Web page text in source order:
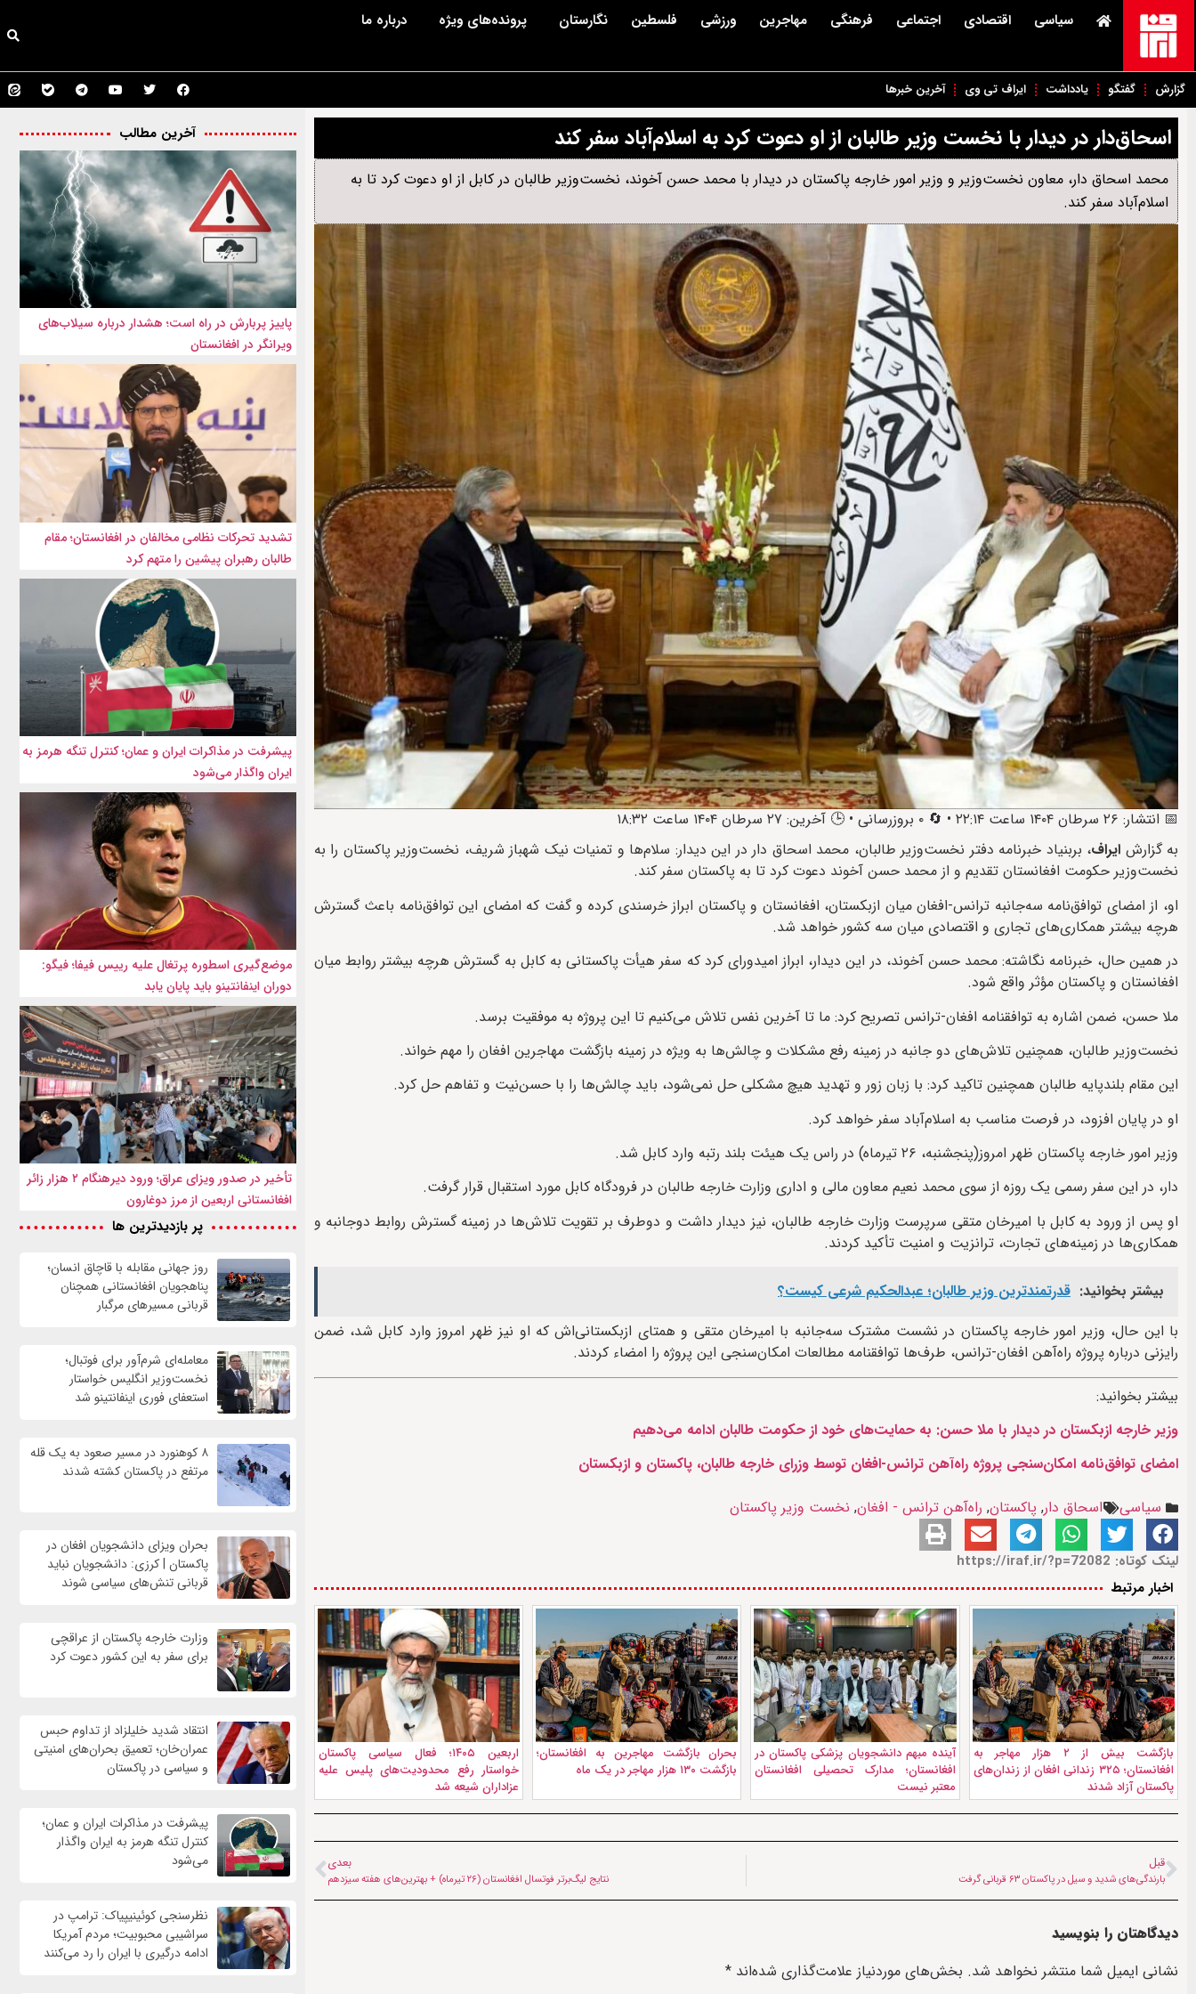
سیاسی اقتصادی اجتماعی فرهنگی مهاجرین ورزشی فلسطین نگارستان پرونده‌های ویژه درباره ما
گزارش گفتگو یادداشت ایراف تی وی آخرین خبرها
اسحاق‌دار در دیدار با نخست وزیر طالبان از او دعوت کرد به اسلام‌آباد سفر کند
محمد اسحاق دار، معاون نخست‌وزیر و وزیر امور خارجه پاکستان در دیدار با محمد حسن آخوند، نخست‌وزیر طالبان در کابل از او دعوت کرد تا به
اسلام‌آباد سفر کند.
📅 انتشار: ۲۶ سرطان ۱۴۰۴ ساعت ۲۲:۱۴ • 🔄 ۰ بروزرسانی • 🕒 آخرین: ۲۷ سرطان ۱۴۰۴ ساعت ۱۸:۳۲
به گزارش ایراف، بربنیاد خبرنامه دفتر نخست‌وزیر طالبان، محمد اسحاق دار در این دیدار: سلام‌ها و تمنیات نیک شهباز شریف، نخست‌وزیر پاکستان را به
نخست‌وزیر حکومت افغانستان تقدیم و از محمد حسن آخوند دعوت کرد تا به پاکستان سفر کند.
او، از امضای توافق‌نامه سه‌جانبه ترانس-افغان میان ازبکستان، افغانستان و پاکستان ابراز خرسندی کرده و گفت که امضای این توافق‌نامه باعث گسترش
هرچه بیشتر همکاری‌های تجاری و اقتصادی میان سه کشور خواهد شد.
در همین حال، خبرنامه نگاشته: محمد حسن آخوند، در این دیدار، ابراز امیدورای کرد که سفر هیأت پاکستانی به کابل به گسترش هرچه بیشتر روابط میان
افغانستان و پاکستان مؤثر واقع شود.
ملا حسن، ضمن اشاره به توافقنامه افغان-ترانس تصریح کرد: ما تا آخرین نفس تلاش می‌کنیم تا این پروژه به موفقیت برسد.
نخست‌وزیر طالبان، همچنین تلاش‌های دو جانبه در زمینه رفع مشکلات و چالش‌ها به ویژه در زمینه بازگشت مهاجرین افغان را مهم خواند.
این مقام بلندپایه طالبان همچنین تاکید کرد: با زبان زور و تهدید هیچ مشکلی حل نمی‌شود، باید چالش‌ها را با حسن‌نیت و تفاهم حل کرد.
او در پایان افزود، در فرصت مناسب به اسلام‌آباد سفر خواهد کرد.
وزیر امور خارجه پاکستان ظهر امروز(پنجشنبه، ۲۶ تیرماه) در راس یک هیئت بلند رتبه وارد کابل شد.
دار، در این سفر رسمی یک روزه از سوی محمد نعیم معاون مالی و اداری وزارت خارجه طالبان در فرودگاه کابل مورد استقبال قرار گرفت.
او پس از ورود به کابل با امیرخان متقی سرپرست وزارت خارجه طالبان، نیز دیدار داشت و دوطرف بر تقویت تلاش‌ها در زمینه گسترش روابط دوجانبه و
همکاری‌ها در زمینه‌های تجارت، ترانزیت و امنیت تأکید کردند.
بیشتر بخوانید: قدرتمندترین وزیر طالبان؛ عبدالحکیم شرعی کیست؟
با این حال، وزیر امور خارجه پاکستان در نشست مشترک سه‌جانبه با امیرخان متقی و همتای ازبکستانی‌اش که او نیز ظهر امروز وارد کابل شد، ضمن
رایزنی درباره پروژه راه‌آهن افغان-ترانس، طرف‌ها توافقنامه مطالعات امکان‌سنجی این پروژه را امضاء کردند.
بیشتر بخوانید:
وزیر خارجه ازبکستان در دیدار با ملا حسن: به حمایت‌های خود از حکومت طالبان ادامه می‌دهیم
امضای توافق‌نامه امکان‌سنجی پروژه راه‌آهن ترانس-افغان توسط وزرای خارجه طالبان، پاکستان و ازبکستان
سیاسی
اسحاق دار, پاکستان, راه‌آهن ترانس - افغان, نخست وزیر پاکستان
لینک کوتاه: https://iraf.ir/?p=72082
اخبار مرتبط
بازگشت بیش از ۲ هزار مهاجر به
افغانستان؛ ۳۲۵ زندانی افغان از زندان‌های
پاکستان آزاد شدند
آینده مبهم دانشجویان پزشکی پاکستان در
افغانستان؛ مدارک تحصیلی افغانستان
معتبر نیست
بحران بازگشت مهاجرین به افغانستان؛
بازگشت ۱۳۰ هزار مهاجر در یک ماه
اربعین ۱۴۰۵؛ فعال سیاسی پاکستان
خواستار رفع محدودیت‌های پلیس علیه
عزاداران شیعه شد
قبل
بارندگی‌های شدید و سیل در پاکستان ۶۳ قربانی گرفت
بعدی
نتایج لیگ‌برتر فوتسال افغانستان (۲۶ تیرماه) + بهترین‌های هفته سیزدهم
دیدگاهتان را بنویسید
نشانی ایمیل شما منتشر نخواهد شد. بخش‌های موردنیاز علامت‌گذاری شده‌اند *
آخرین مطالب
پاییز پربارش در راه است؛ هشدار درباره سیلاب‌های
ویرانگر در افغانستان
تشدید تحرکات نظامی مخالفان در افغانستان؛ مقام
طالبان رهبران پیشین را متهم کرد
پیشرفت در مذاکرات ایران و عمان؛ کنترل تنگه هرمز به
ایران واگذار می‌شود
موضع‌گیری اسطوره پرتغال علیه رییس فیفا؛ فیگو:
دوران اینفانتینو باید پایان یابد
تأخیر در صدور ویزای عراق؛ ورود دیرهنگام ۲ هزار زائر
افغانستانی اربعین از مرز دوغارون
پر بازدیدترین ها
روز جهانی مقابله با قاچاق انسان؛
پناهجویان افغانستانی همچنان
قربانی مسیرهای مرگبار
معامله‌ای شرم‌آور برای فوتبال؛
نخست‌وزیر انگلیس خواستار
استعفای فوری اینفانتینو شد
۸ کوهنورد در مسیر صعود به یک قله
مرتفع در پاکستان کشته شدند
بحران ویزای دانشجویان افغان در
پاکستان | کرزی: دانشجویان نباید
قربانی تنش‌های سیاسی شوند
وزارت خارجه پاکستان از عراقچی
برای سفر به این کشور دعوت کرد
انتقاد شدید خلیلزاد از تداوم حبس
عمران‌خان؛ تعمیق بحران‌های امنیتی
و سیاسی در پاکستان
پیشرفت در مذاکرات ایران و عمان؛
کنترل تنگه هرمز به ایران واگذار
می‌شود
نظرسنجی کوئینیپیاک: ترامپ در
سراشیبی محبوبیت؛ مردم آمریکا
ادامه درگیری با ایران را رد می‌کنند